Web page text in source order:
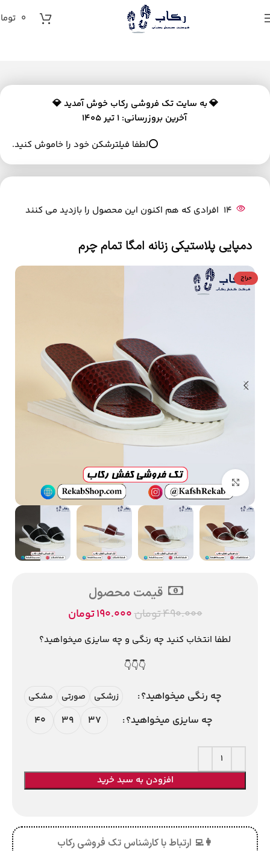
0
💎به سایت تک فروشی رکاب خوش آمدید 💎
آخرین بروزرسانی: 1 تیر 1405
⭕لطفا فیلترشکن خود را خاموش کنید.
14 افرادی که هم اکنون این محصول را بازدید می کنند
دمپایی پلاستیکی زنانه امگا تمام چرم
حراج
بزرگنمایی تصویر
قیمت محصول
490.000تومان190.000تومان
لطفا انتخاب کنید چه رنگی و چه سایزی میخواهید؟
👇👇👇
چه رنگی میخواهید؟ زرشکی صورتی مشکی
چه سایزی میخواهید؟ 37
39
40
افزودن به سبد خرید
👩‍💻 ارتباط با کارشناس تک فروشی رکاب